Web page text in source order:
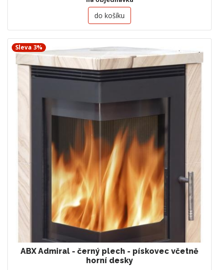
do košíku
Sleva 3%
ABX Admiral - černý plech - pískovec včetně
horní desky